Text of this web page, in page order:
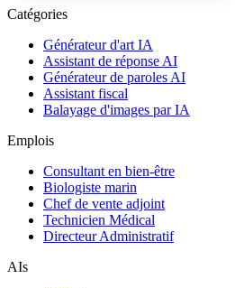
Catégories
Générateur d'art IA
Assistant de réponse AI
Générateur de paroles AI
Assistant fiscal
Balayage d'images par IA
Emplois
Consultant en bien-être
Biologiste marin
Chef de vente adjoint
Technicien Médical
Directeur Administratif
AIs